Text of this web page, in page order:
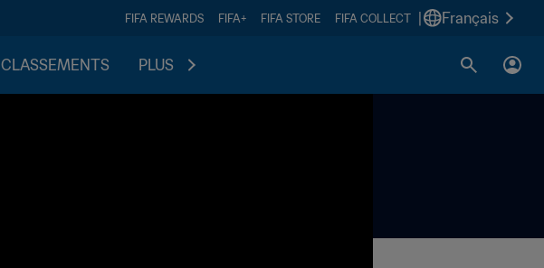
FIFA REWARDS FIFA+ FIFA STORE FIFA COLLECT Français
CLASSEMENTS PLUS